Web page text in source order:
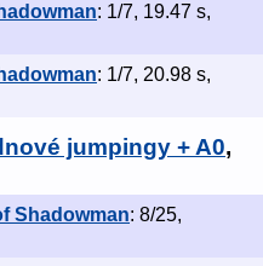
: 1/7, 19.47 s,
: 1/7, 20.98 s,
jumpingy + A0,
Shadowman: 8/25,